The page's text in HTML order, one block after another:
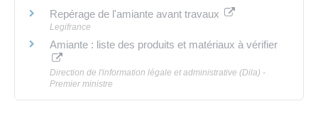
Repérage de l'amiante avant travaux
Legifrance
Amiante : liste des produits et matériaux à vérifier
Direction de l'information légale et administrative (Dila) -
Premier ministre